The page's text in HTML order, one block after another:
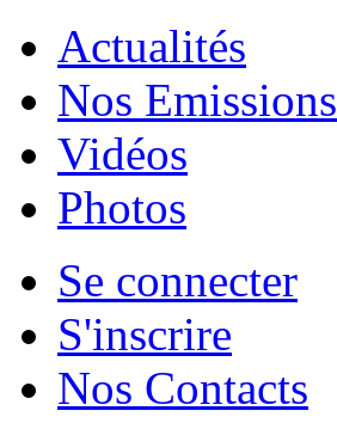
Actualités
Nos Emissions
Vidéos
Photos
Se connecter
S'inscrire
Nos Contacts